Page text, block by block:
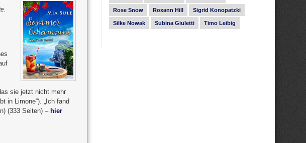
sie jetzt nicht mehr
in Limone“). „Ich fand
(333 Seiten) – hier
Rose Snow Roxann Hill Sigrid Konopatzki
Silke Nowak Subina Giuletti Timo Leibig